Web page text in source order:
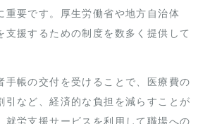
重要です。厚生労働省や地方自治体
支援するための制度を数多く提供して
手帳の交付を受けることで、医療費の
引など、経済的な負担を減らすことが
就労支援サービスを利用して職場への